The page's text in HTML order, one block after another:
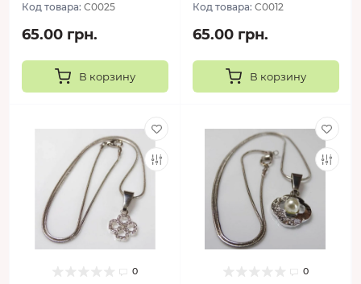
Код товара:C0025
65.00 грн.
В корзину
Код товара: C0012
65.00 грн.
В корзину
0 0